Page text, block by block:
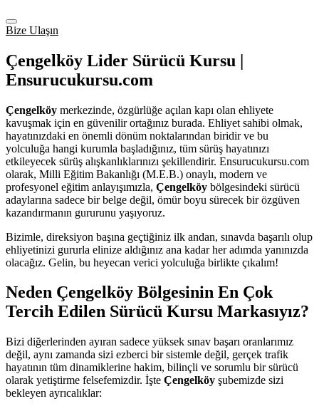
Bize Ulaşın
Çengelköy Lider Sürücü Kursu |
Ensurucukursu.com
Çengelköy merkezinde, özgürlüğe açılan kapı olan ehliyete
kavuşmak için en güvenilir ortağınız burada. Ehliyet sahibi olmak,
hayatınızdaki en önemli dönüm noktalarından biridir ve bu
yolculuğa hangi kurumla başladığınız, tüm sürüş hayatınızı
etkileyecek sürüş alışkanlıklarınızı şekillendirir. Ensurucukursu.com
olarak, Milli Eğitim Bakanlığı (M.E.B.) onaylı, modern ve
profesyonel eğitim anlayışımızla, Çengelköy bölgesindeki sürücü
adaylarına sadece bir belge değil, ömür boyu sürecek bir özgüven
kazandırmanın gururunu yaşıyoruz.
Bizimle, direksiyon başına geçtiğiniz ilk andan, sınavda başarılı olup
ehliyetinizi gururla elinize aldığınız ana kadar her adımda yanınızda
olacağız. Gelin, bu heyecan verici yolculuğa birlikte çıkalım!
Neden Çengelköy Bölgesinin En Çok
Tercih Edilen Sürücü Kursu Markasıyız?
Bizi diğerlerinden ayıran sadece yüksek sınav başarı oranlarımız
değil, aynı zamanda sizi ezberci bir sistemle değil, gerçek trafik
hayatının tüm dinamiklerine hakim, bilinçli ve sorumlu bir sürücü
olarak yetiştirme felsefemizdir. İşte Çengelköy şubemizde sizi
bekleyen ayrıcalıklar: